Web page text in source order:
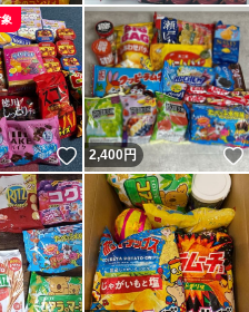
いいね！
2,400円